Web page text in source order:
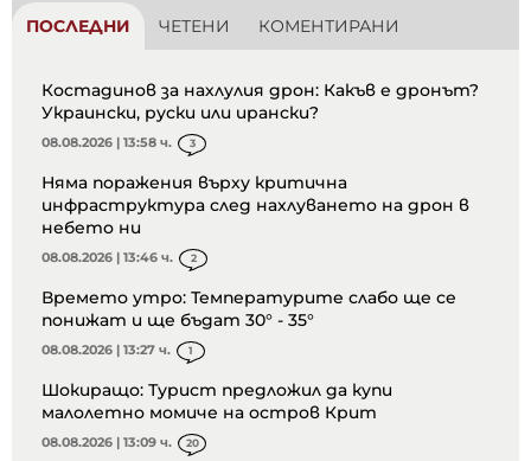
ПОСЛЕДНИ ЧЕТЕНИ КОМЕНТИРАНИ
Костадинов за нахлулия дрон: Какъв е дронът?
Украински, руски или ирански?
08.08.2026 | 13:58 ч. 3
Няма поражения върху критична
инфраструктура след нахлуването на дрон в
небето ни
08.08.2026 | 13:46 ч. 2
Времето утро: Температурите слабо ще се
понижат и ще бъдат 30° - 35°
08.08.2026 | 13:27 ч. 1
Шокиращо: Турист предложил да купи
малолетно момиче на остров Крит
08.08.2026 | 13:09 ч. 20